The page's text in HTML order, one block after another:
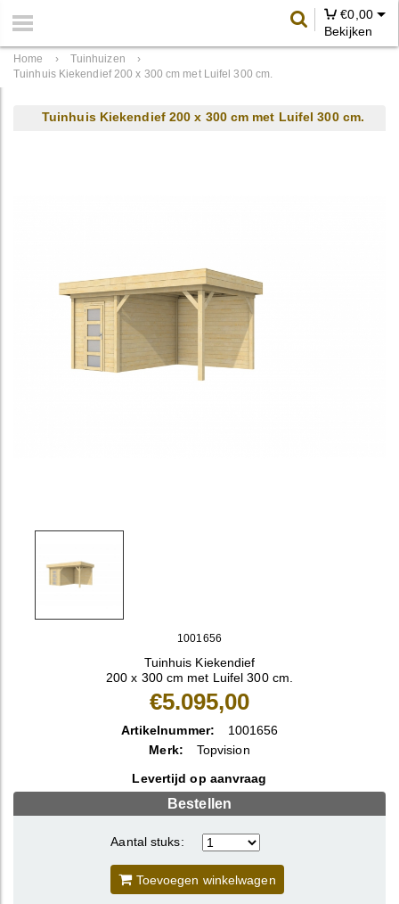
€0,00
Bekijken
Home › Tuinhuizen
›
Tuinhuis Kiekendief 200 x 300 cm met Luifel 300 cm.
Tuinhuis Kiekendief 200 x 300 cm met Luifel 300 cm.
1001656
Tuinhuis Kiekendief
200 x 300 cm met Luifel 300 cm.
€5.095,00
Artikelnummer:
1001656
Merk:
Topvision
Levertijd op aanvraag
Bestellen
Aantal stuks:
Toevoegen winkelwagen